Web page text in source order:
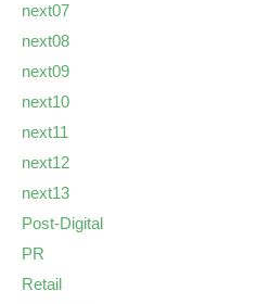
next07
next08
next09
next10
next11
next12
next13
Post-Digital
PR
Retail